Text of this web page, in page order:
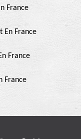
France
En France
France
France